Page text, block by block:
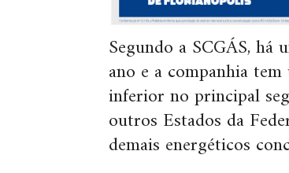
Segundo a SCGÁS, há
ano e a companhia
inferior no principal
outros Estados da
demais energéticos